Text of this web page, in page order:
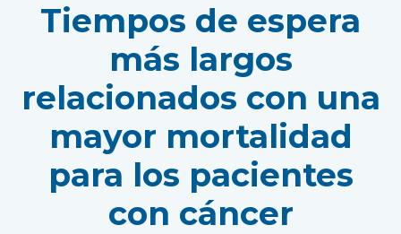
Tiempos de espera
más largos
relacionados con una
mayor mortalidad
para los pacientes
con cáncer